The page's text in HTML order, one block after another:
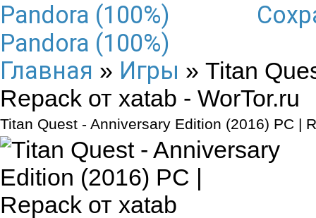
Pandora (100%)
Главная » Игры » Titan
Repack от xatab - WorTor.ru
Titan Quest - Anniversary Edition (2016) PC |